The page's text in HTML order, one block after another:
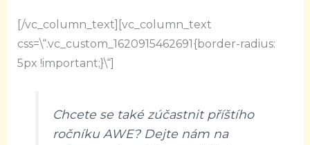
[/vc_column_text][vc_column_text
css=\“.vc_custom_1620915462691{border-radius:
5px !important;}\“]
Chcete se také zúčastnit příštího
ročníku AWE? Dejte nám na